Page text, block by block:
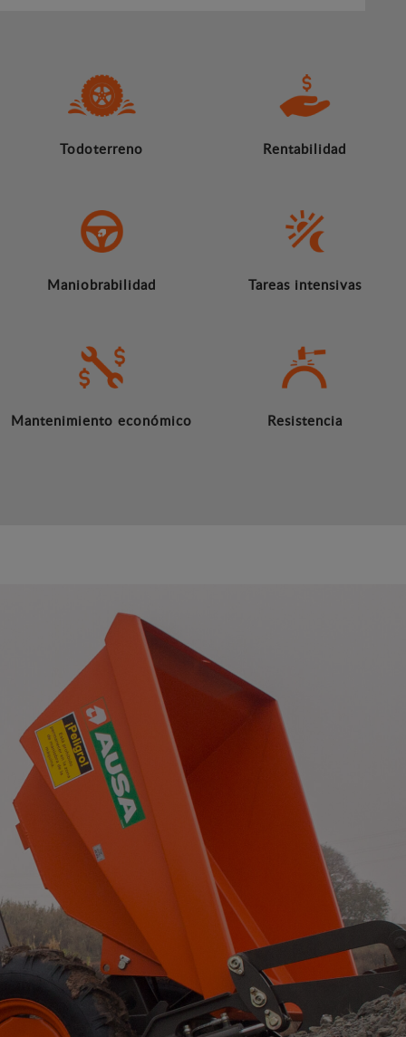
Todoterreno Rentabilidad
Maniobrabilidad Tareas intensivas
Mantenimiento económico Resistencia